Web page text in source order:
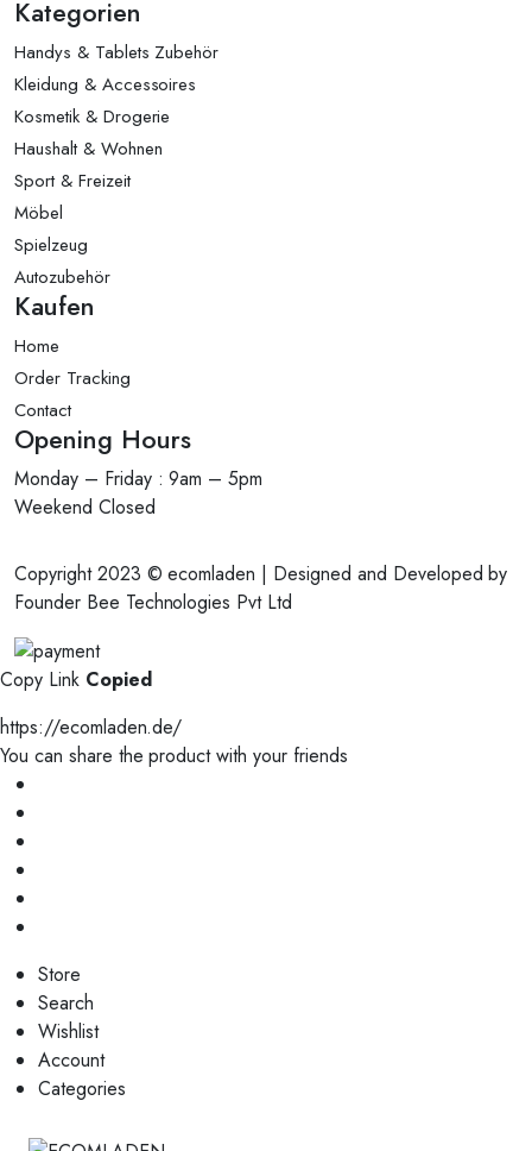
Kategorien
Handys & Tablets Zubehör
Kleidung & Accessoires
Kosmetik & Drogerie
Haushalt & Wohnen
Sport & Freizeit
Möbel
Spielzeug
Autozubehör
Kaufen
Home
Order Tracking
Contact
Opening Hours
Monday – Friday : 9am – 5pm
Weekend Closed
Copyright 2023 © ecomladen | Designed and Developed by
Founder Bee Technologies Pvt Ltd
Copy Link Copied
https://ecomladen.de/
You can share the product with your friends
Store
Search
Wishlist
Account
Categories